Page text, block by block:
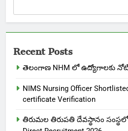
Recent Posts
తెలంగాణ NHM లో ఉద్యోగాలకు
NIMS Nursing Officer
certificate Verification
తిరుమల తిరుపతి దేవస్థానం సంస్థలో